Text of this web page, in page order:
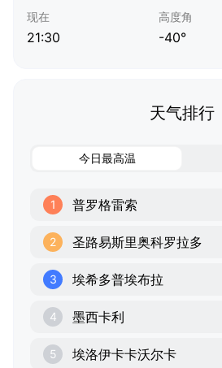
现在
21:30
高度角
-40°
天气排行
今日最高温
1 普罗格雷索
2 圣路易斯里奥科罗拉多
3 埃希多普埃布拉
4 墨西卡利
5 埃洛伊卡卡沃尔卡